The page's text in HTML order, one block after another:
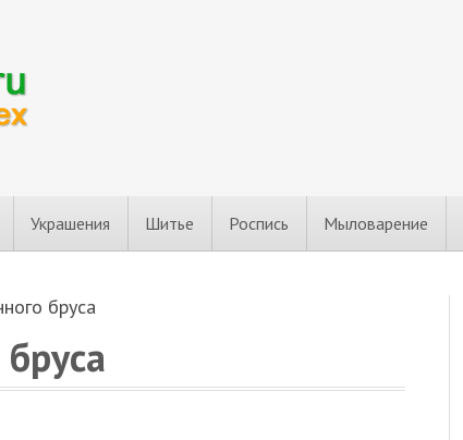
Украшения Шитье Роспись Мыловарение
бруса